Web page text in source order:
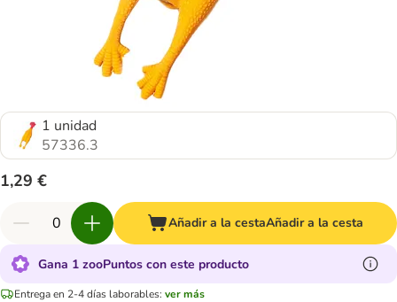
1 unidad
57336.3
1,29 €
Añadir a la cestaAñadir a la cesta
Gana 1 zooPuntos con este producto
Entrega en 2-4 días laborables: ver más